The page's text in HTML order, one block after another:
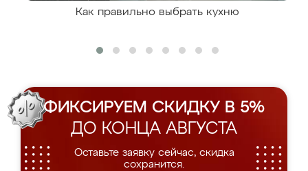
Как правильно выбрать кухню
ФИКСИРУЕМ СКИДКУ В 5%
ДО КОНЦА АВГУСТА
Оставьте заявку сейчас, скидка
сохранится.